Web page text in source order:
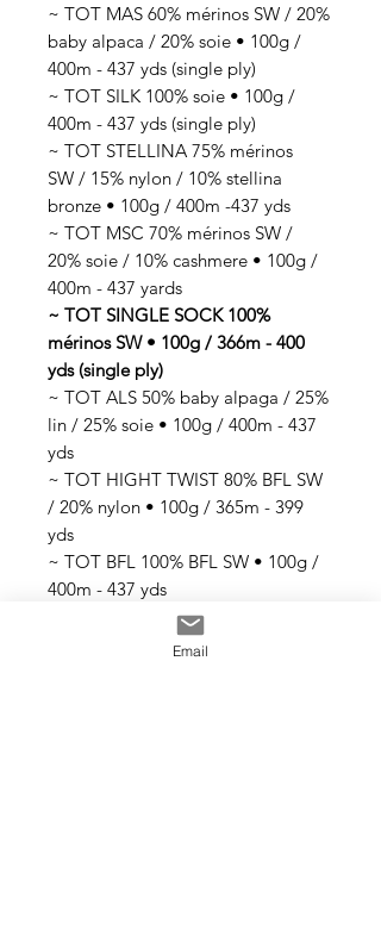
~ TOT MAS 60% mérinos SW / 20%
baby alpaca / 20% soie • 100g /
400m - 437 yds (single ply)
~ TOT SILK 100% soie • 100g /
400m - 437 yds (single ply)
~ TOT STELLINA 75% mérinos
SW / 15% nylon / 10% stellina
bronze • 100g / 400m -437 yds
~ TOT MSC 70% mérinos SW /
20% soie / 10% cashmere • 100g /
400m - 437 yards
~ TOT SINGLE SOCK 100%
mérinos SW • 100g / 366m - 400
yds (single ply)
~ TOT ALS 50% baby alpaga / 25%
lin / 25% soie • 100g / 400m - 437
yds
~ TOT HIGHT TWIST 80% BFL SW
/ 20% nylon • 100g / 365m - 399
yds
~ TOT BFL 100% BFL SW • 100g /
400m - 437 yds
~ TOT TWIST 100% mérinos SW •
100g / 365m - 399 yds
Email